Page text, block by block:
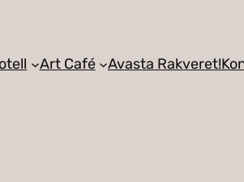
Art Café Avasta Rakveret!